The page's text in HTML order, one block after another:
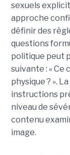
sexuels
approche
définir des
questions
politique peut
suivante : «
physique ? ».
instructions
niveau de
contenu
image.